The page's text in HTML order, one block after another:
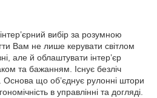
вибір за розумною
Вам не лише керувати світлом
але й облаштувати інтер’єр
та бажанням. Існує безліч
Основа що об’єднує рулонні штори
в управлінні та догляді.